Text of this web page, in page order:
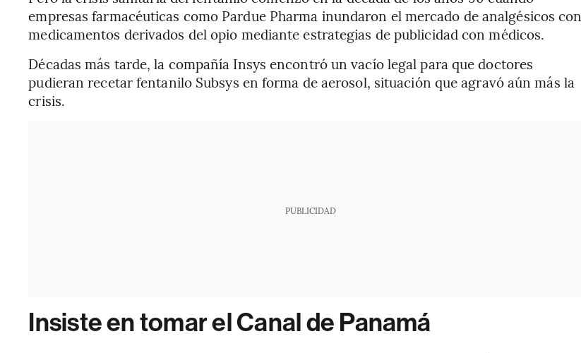
empresas farmacéuticas como Pardue Pharma inundaron el mercado de analgésicos con
medicamentos derivados del opio mediante estrategias de publicidad con médicos.
Décadas más tarde, la compañía Insys encontró un vacío legal para que doctores
pudieran recetar fentanilo Subsys en forma de aerosol, situación que agravó aún más la
crisis.
PUBLICIDAD
Insiste en tomar el Canal de Panamá